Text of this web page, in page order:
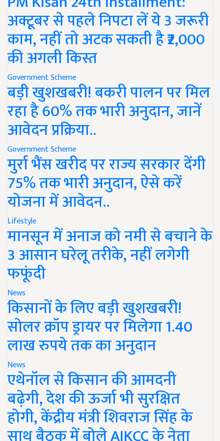
अक्टूबर से पहले निपटा लें ये 3 जरूरी
काम, नहीं तो अटक सकती है ₹2,000
की अगली किस्त
Government Scheme
बड़ी खुशखबरी! बकरी पालन पर मिल
रहा है 60% तक भारी अनुदान, जानें
आवेदन प्रक्रिया..
Government Scheme
मुर्रा भैंस खरीद पर राज्य सरकार देंगी
75% तक भारी अनुदान, ऐसे करें
योजना में आवेदन..
Lifestyle
मानसून में अनाज को नमी से बचाने के
3 आसान घरेलू तरीके, नहीं लगेगी
फफूंदी
News
किसानों के लिए बड़ी खुशखबरी!
सोलर क्रॉप ड्रायर पर मिलेगा 1.40
लाख रुपये तक का अनुदान
News
एथेनॉल से किसान की आमदनी
बढ़ेगी, देश की ऊर्जा भी सुरक्षित
होगी, केंद्रीय मंत्री शिवराज सिंह के